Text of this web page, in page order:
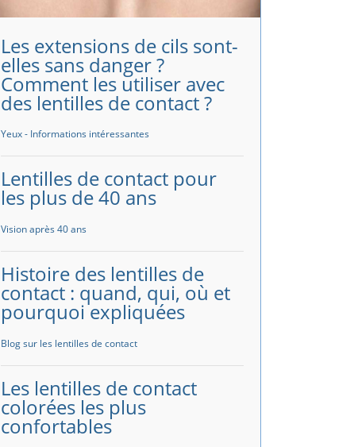
Les extensions de cils sont-
elles sans danger ?
Comment les utiliser avec
des lentilles de contact ?
Yeux - Informations intéressantes
Lentilles de contact pour
les plus de 40 ans
Vision après 40 ans
Histoire des lentilles de
contact : quand, qui, où et
pourquoi expliquées
Blog sur les lentilles de contact
Les lentilles de contact
colorées les plus
confortables